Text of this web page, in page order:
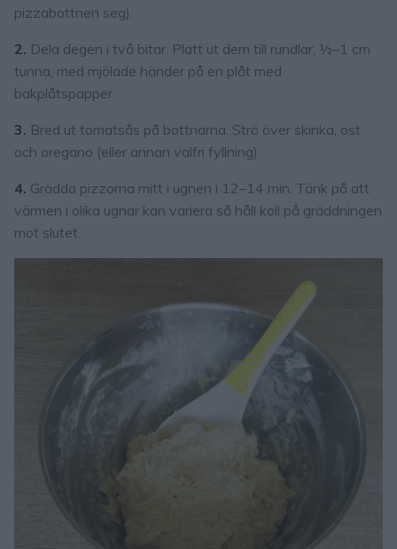
pizzabottnen seg).
2. Dela degen i två bitar. Platt ut dem till rundlar, ½–1 cm
tunna, med mjölade händer på en plåt med
bakplåtspapper.
3. Bred ut tomatsås på bottnarna. Strö över skinka, ost
och oregano (eller annan valfri fyllning).
4. Grädda pizzorna mitt i ugnen i 12–14 min. Tänk på att
värmen i olika ugnar kan variera så håll koll på gräddningen
mot slutet.